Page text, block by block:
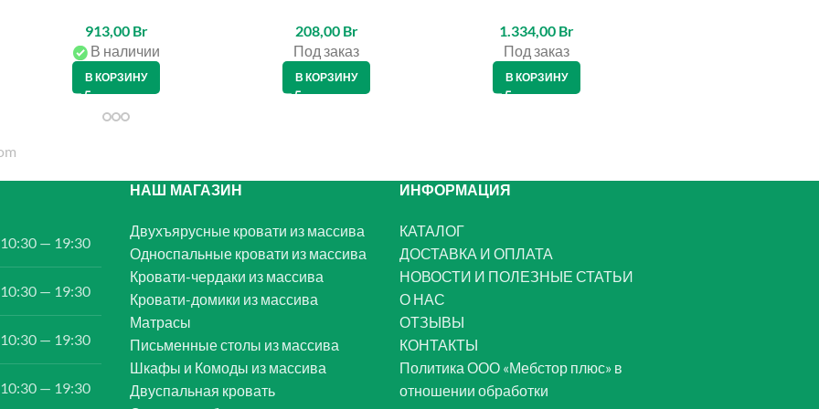
913,00 Br
В наличии
В КОРЗИНУ
208,00 Br
Под заказ
В КОРЗИНУ
1.334,00 Br
Под заказ
В КОРЗИНУ
10:30 — 19:30
10:30 — 19:30
10:30 — 19:30
10:30 — 19:30
НАШ МАГАЗИН
Двухъярусные кровати из массива
Односпальные кровати из массива
Кровати-чердаки из массива
Кровати-домики из массива
Матрасы
Письменные столы из массива
Шкафы и Комоды из массива
Двуспальная кровать
ИНФОРМАЦИЯ
КАТАЛОГ
ДОСТАВКА И ОПЛАТА
НОВОСТИ И ПОЛЕЗНЫЕ СТАТЬИ
О НАС
ОТЗЫВЫ
КОНТАКТЫ
Политика ООО «Мебстор плюс» в
отношении обработки